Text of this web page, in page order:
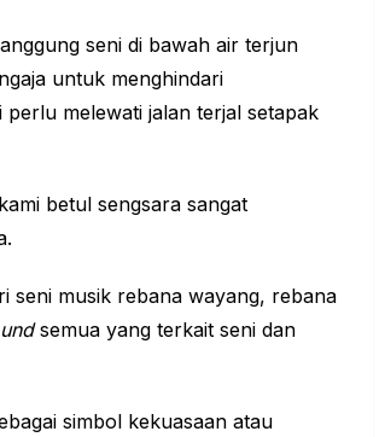
seni di bawah air terjun
untuk menghindari
melewati jalan terjal setapak
betul sengsara sangat
seni musik rebana wayang, rebana
semua yang terkait seni dan
simbol kekuasaan atau